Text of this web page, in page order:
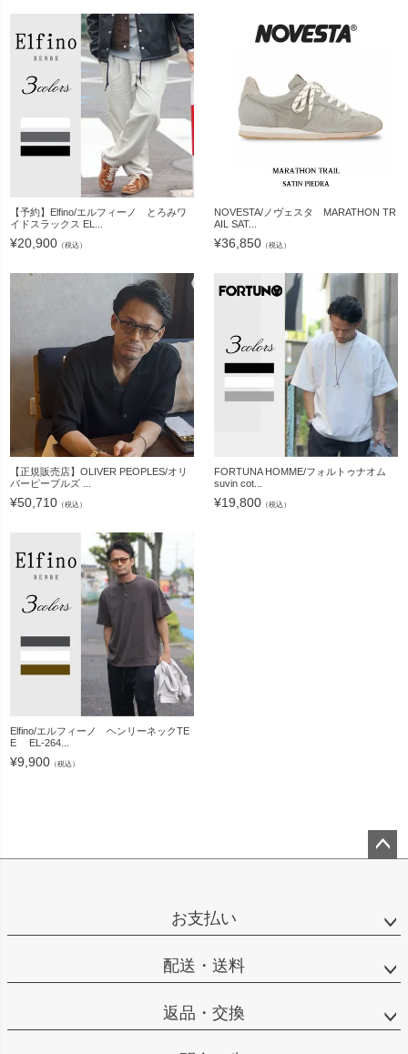
【予約】Elfino/エルフィーノ とろみワ
イドスラックス EL...
¥20,900 （税込）
NOVESTA/ノヴェスタ MARATHON TR
AIL SAT...
¥36,850 （税込）
【正規販売店】OLIVER PEOPLES/オリ
バーピープルズ ...
¥50,710 （税込）
FORTUNA HOMME/フォルトゥナオム
suvin cot...
¥19,800 （税込）
Elfino/エルフィーノ ヘンリーネックTE
E EL-264...
¥9,900 （税込）
お支払い
配送・送料
返品・交換